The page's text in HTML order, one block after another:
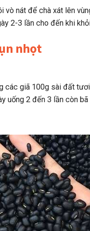
nát để chà xát lên
2-3 lần cho đến khi
nhọt
các giã 100g sài đất
uống 2 đến 3 lần còn